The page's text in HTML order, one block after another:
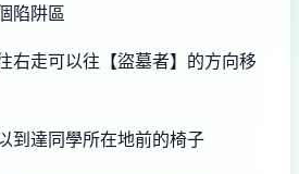
陷阱區
右走可以往【盜墓者】的方向移
到達同學所在地前的椅子